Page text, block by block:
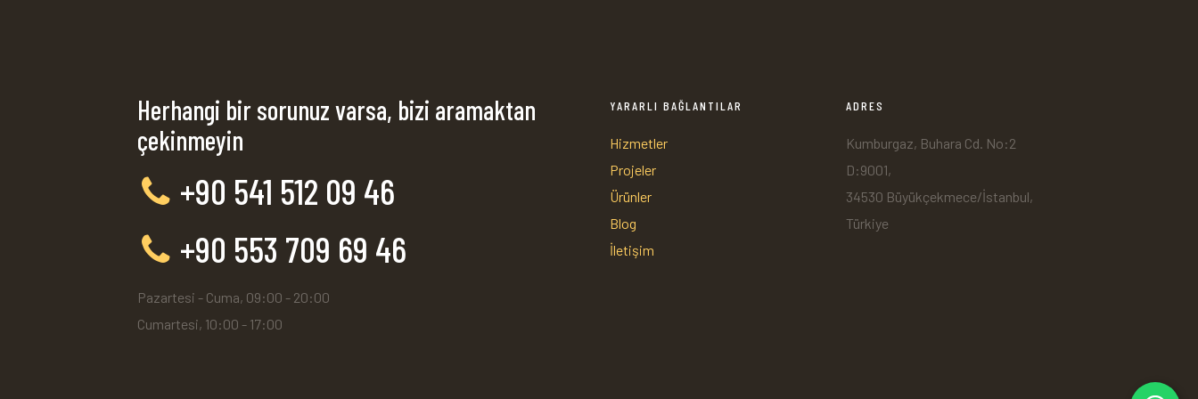
Herhangi bir sorunuz varsa, bizi aramaktan
çekinmeyin
+90 541 512 09 46
+90 553 709 69 46
Pazartesi - Cuma, 09:00 - 20:00
Cumartesi, 10:00 - 17:00
YARARLI BAĞLANTILAR
Hizmetler
Projeler
Ürünler
Blog
İletişim
ADRES
Kumburgaz, Buhara Cd. No:2
D:9001,
34530 Büyükçekmece/İstanbul,
Türkiye